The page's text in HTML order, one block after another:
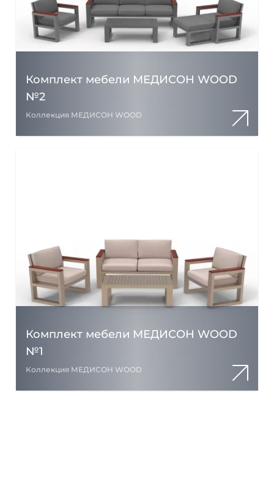
Комплект мебели МЕДИСОН WOOD
№2
Коллекция МЕДИСОН WOOD
Комплект мебели МЕДИСОН WOOD
№1
Коллекция МЕДИСОН WOOD